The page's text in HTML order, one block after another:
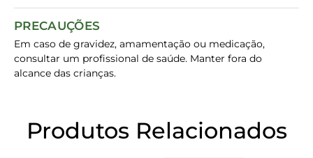
PRECAUÇÕES
Em caso de gravidez, amamentação ou medicação,
consultar um profissional de saúde. Manter fora do
alcance das crianças.
Produtos Relacionados